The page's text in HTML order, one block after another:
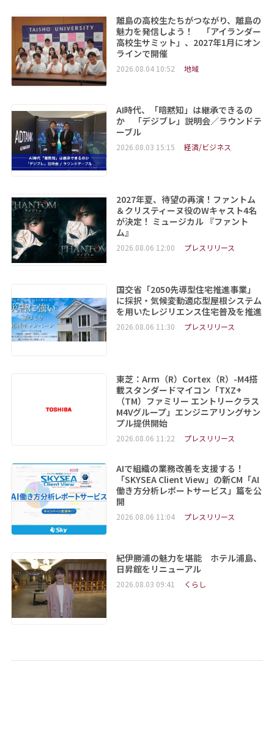
離島の高校生たちがつながり、離島の
魅力を発信しよう！ 「アイランダー
高校生サミット」、2027年1月にオン
ラインで開催
2026.08.04 10:52 地域
AI時代、「暗黙知」は継承できるの
か 「デジブレ」説明会／ラウンドテ
ーブル
2026.08.03 15:15 経済/ビジネス
2027年夏、待望の再演！ファントム
＆クリスティーヌ役のWキャスト4名
が決定！ ミュージカル 『ファント
ム』
2026.08.06 12:00 プレスリリース
国交省「2050先導型住宅推進事業」
に採択・気候変動適応型屋根システム
を用いたレジリエンス住宅普及を推進
2026.08.06 11:30 プレスリリース
東芝：Arm（R）Cortex（R）-M4搭
載スタンダードマイコン「TXZ+
（TM）ファミリー エントリークラス
M4Vグループ」エンジニアリングサン
プル提供開始
2026.08.06 11:22 プレスリリース
AIで組織の業務改善を支援する！
「SKYSEA Client View」の新CM「AI
働き方分析レポートサービス」篇を公
開
2026.08.06 11:04 プレスリリース
紀伊勝浦の魅力を堪能 ホテル浦島、
日昇館をリニューアル
2026.08.03 09:41 くらし